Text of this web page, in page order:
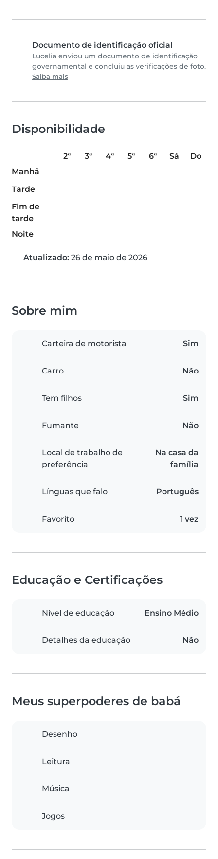
Documento de identificação oficial
Lucelia enviou um documento de identificação
governamental e concluiu as verificações de foto.
Saiba mais
Disponibilidade
2ª 3ª 4ª 5ª 6ª Sá
Do
Manhã
Tarde
Fim de
tarde
Noite
Atualizado: 26 de maio de 2026
Sobre mim
Carteira de motorista Sim
Carro Não
Tem filhos Sim
Fumante Não
Local de trabalho de
preferência
Na casa da
família
Línguas que falo Português
Favorito 1 vez
Educação e Certificações
Nível de educação Ensino Médio
Detalhes da educação Não
Meus superpoderes de babá
Desenho
Leitura
Música
Jogos